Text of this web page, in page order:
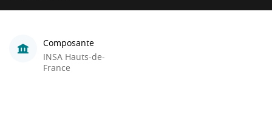
Composante
INSA Hauts-de-
France